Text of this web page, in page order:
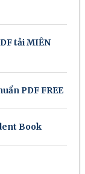
tải MIỄN
PDF FREE
Book